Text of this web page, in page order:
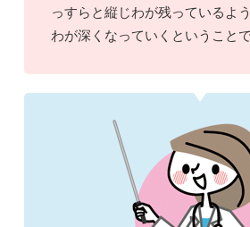
っすらと縦じわが残っているよ
わが深くなっていくということ